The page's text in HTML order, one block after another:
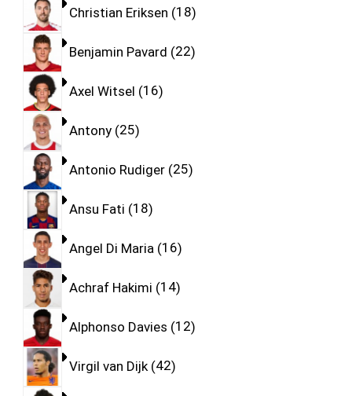
Christian Eriksen 18
Benjamin Pavard 22
Axel Witsel 16
Antony 25
Antonio Rudiger 25
Ansu Fati 18
Angel Di Maria 16
Achraf Hakimi 14
Alphonso Davies 12
Virgil van Dijk 42